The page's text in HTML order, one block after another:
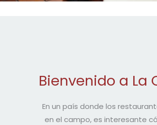
Bienvenido a La
En un país donde los
en el campo, es interesante